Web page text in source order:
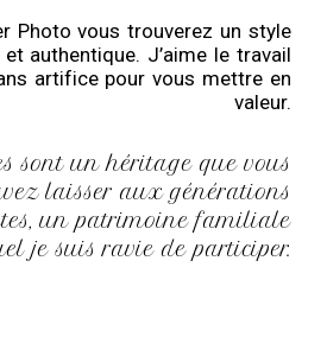
Photo vous trouverez un style
authentique. J’aime le travail
artifice pour vous mettre en
valeur.
sont un héritage que vous
laisser aux générations
un patrimoine familiale
je suis ravie de participer.